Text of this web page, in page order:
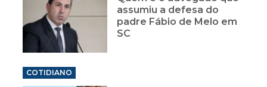
assumiu a defesa do
padre Fábio de Melo em
SC
COTIDIANO